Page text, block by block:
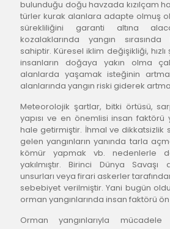
bulunduğu doğu havzada kızılçam
türler kurak alanlara adapte olmuş
sürekliliğini garanti altına
kozalaklarında yangın
sahiptir. Küresel iklim değişikliği, hızlı
insanların doğaya yakın olma
alanlarda yaşamak isteğinin
alanlarında yangın riski giderek
Meteorolojik şartlar, bitki örtüsü,
yapısı ve en önemlisi insan faktörü
hale getirmiştir. İhmal ve dikkatsizlik
gelen yangınların yanında tarla
kömür yapmak vb. nedenlerle
yakılmıştır. Birinci Dünya
unsurları veya firari askerler
sebebiyet verilmiştir. Yani bugün
orman yangınlarında insan faktörü
Orman yangınlarıyla mücadele